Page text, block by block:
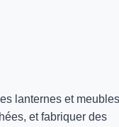
lanternes et
et fabriquer des